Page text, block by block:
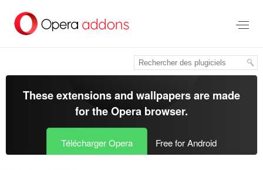
contenu
These extensions and wallpapers are made
for theOpera browser.
Télécharger Opera Free for Android